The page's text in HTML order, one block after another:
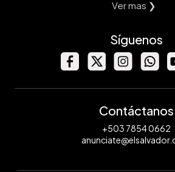
Ver mas ❯
Síguenos
Contáctanos
+503 7854 0662